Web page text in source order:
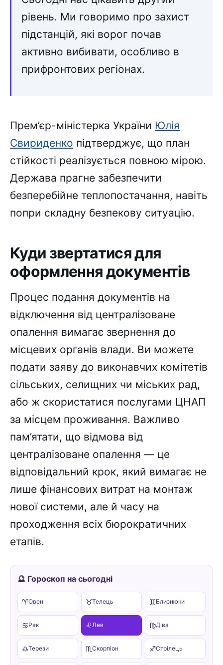
рівень. Ми говоримо про захист
підстанцій, які ворог почав
активно вибивати, особливо в
прифронтових регіонах.
Прем’єр-міністерка України Юлія
Свириденко підтверджує, що план
стійкості реалізується повною мірою.
Держава прагне забезпечити
безперебійне теплопостачання, навіть
попри складну безпекову ситуацію.
Куди звертатися для
оформлення документів
Процес подання документів на
відключення від централізоване
опалення вимагає звернення до
місцевих органів влади. Ви можете
подати заяву до виконавчих комітетів
сільських, селищних чи міських рад,
або ж скористатися послугами ЦНАП
за місцем проживання. Важливо
пам’ятати, що відмова від
централізоване опалення — це
відповідальний крок, який вимагає не
лише фінансових витрат на монтаж
нової системи, але й часу на
проходження всіх бюрократичних
етапів.
🔮 Гороскоп на сьогодні
♈Овен ♉Телець ♊Близнюки
♋Рак ♌Лев ♍Діва
♎Терези ♏ Скорпіон ♐Стрілець